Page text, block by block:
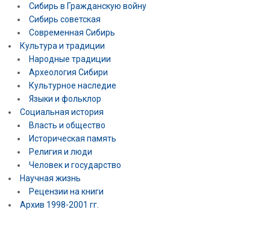
Сибирь в Гражданскую войну
Сибирь советская
Современная Сибирь
Культура и традиции
Народные традиции
Археология Сибири
Культурное наследие
Языки и фольклор
Социальная история
Власть и общество
Историческая память
Религия и люди
Человек и государство
Научная жизнь
Рецензии на книги
Архив 1998-2001 гг.